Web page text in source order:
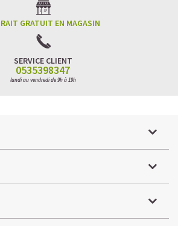
GRATUIT EN MAGASIN
SERVICE CLIENT
0535398347
lundi au vendredi de 9h à 19h